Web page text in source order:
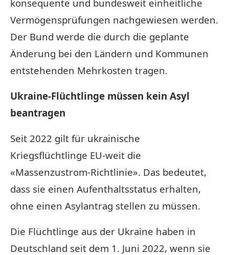
konsequente und bundesweit einheitliche
Vermögensprüfungen nachgewiesen werden.
Der Bund werde die durch die geplante
Änderung bei den Ländern und Kommunen
entstehenden Mehrkosten tragen.
Ukraine-Flüchtlinge müssen kein Asyl
beantragen
Seit 2022 gilt für ukrainische
Kriegsflüchtlinge EU-weit die
«Massenzustrom-Richtlinie». Das bedeutet,
dass sie einen Aufenthaltsstatus erhalten,
ohne einen Asylantrag stellen zu müssen.
Die Flüchtlinge aus der Ukraine haben in
Deutschland seit dem 1. Juni 2022, wenn sie